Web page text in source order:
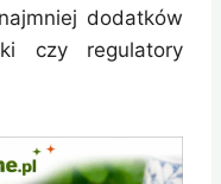
dodatków
czy regulatory